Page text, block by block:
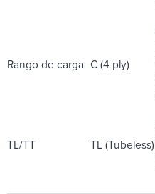
Rango de carga C (4 ply)
TL/TT TL (Tubeless)